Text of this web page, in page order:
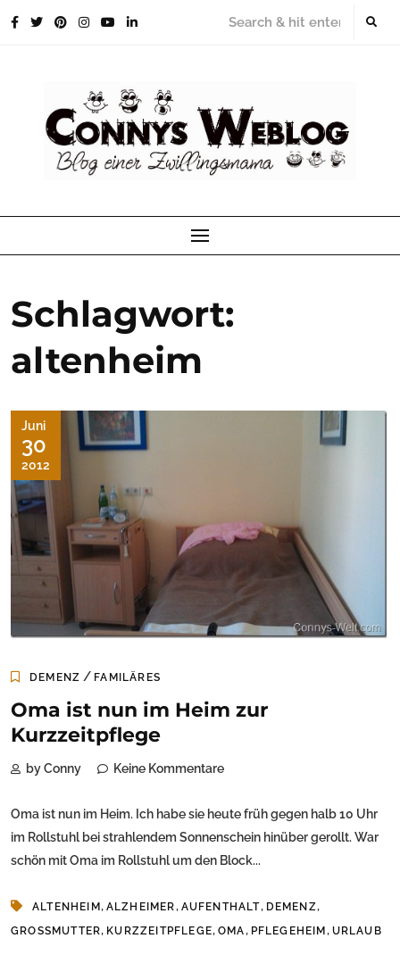
Schlagwort:
altenheim
Juni
30
2012
DEMENZ / FAMILÄRES
Oma ist nun im Heim zur
Kurzzeitpflege
by Conny Keine Kommentare
Oma ist nun im Heim. Ich habe sie heute früh gegen halb 10 Uhr
im Rollstuhl bei strahlendem Sonnenschein hinüber gerollt. War
schön mit Oma im Rollstuhl um den Block...
ALTENHEIM, ALZHEIMER, AUFENTHALT, DEMENZ,
GROSSMUTTER , KURZZEITPFLEGE,OMA, PFLEGEHEIM , URLAUB